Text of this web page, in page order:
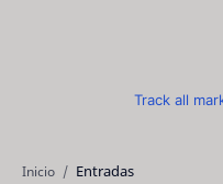
Track all
Inicio Entradas